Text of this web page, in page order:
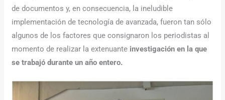
de documentos y, en consecuencia, la ineludible
implementación de tecnología de avanzada, fueron tan sólo
algunos de los factores que consignaron los periodistas al
momento de realizar la extenuante investigación en la que
se trabajó durante un año entero.